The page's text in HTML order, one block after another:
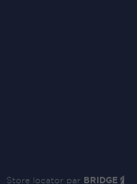
Store locator par BRIDGE